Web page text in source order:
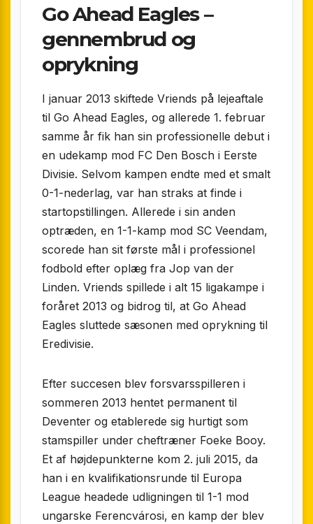
Go Ahead Eagles –
gennembrud og
oprykning
I januar 2013 skiftede Vriends på lejeaftale
til Go Ahead Eagles, og allerede 1. februar
samme år fik han sin professionelle debut i
en udekamp mod FC Den Bosch i Eerste
Divisie. Selvom kampen endte med et smalt
0-1-nederlag, var han straks at finde i
startopstillingen. Allerede i sin anden
optræden, en 1-1-kamp mod SC Veendam,
scorede han sit første mål i professionel
fodbold efter oplæg fra Jop van der
Linden. Vriends spillede i alt 15 ligakampe i
foråret 2013 og bidrog til, at Go Ahead
Eagles sluttede sæsonen med oprykning til
Eredivisie.
Efter succesen blev forsvarsspilleren i
sommeren 2013 hentet permanent til
Deventer og etablerede sig hurtigt som
stamspiller under cheftræner Foeke Booy.
Et af højdepunkterne kom 2. juli 2015, da
han i en kvalifikationsrunde til Europa
League headede udligningen til 1-1 mod
ungarske Ferencvárosi, en kamp der blev